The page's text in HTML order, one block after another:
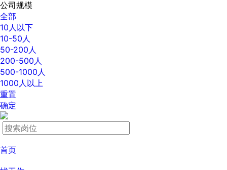
公司规模
全部
10人以下
10-50人
50-200人
200-500人
500-1000人
1000人以上
重置
确定
首页